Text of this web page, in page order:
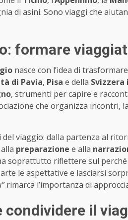
di asini. Sono viaggi che
formare
nasce con l’idea di
di Pavia, Pisa e della
, strumenti per capire e
che organizza
viaggio: dalla partenza al
preparazione e alla
soprattutto riflettere sul perché
le aspettative e lasciarsi
rimarca l’importanza di
condividere il